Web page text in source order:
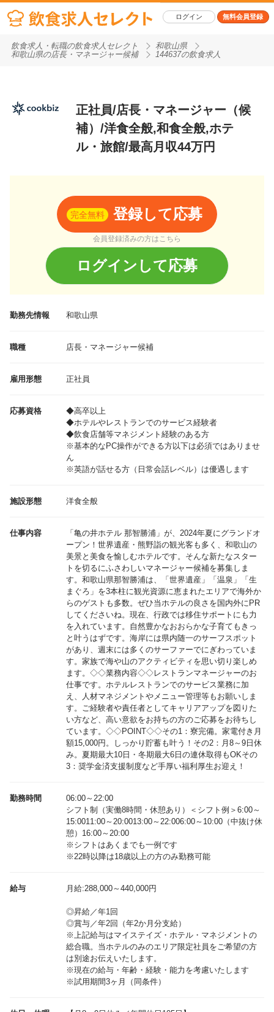
ログイン 無料会員登録
飲食求人・転職の飲食求人セレクト
和歌山県
和歌山県の店長・マネージャー候補
144637の飲食求人
正社員/店長・マネージャー（候
補）/洋食全般,和食全般,ホテ
ル・旅館/最高月収44万円
完全無料 登録して応募
会員登録済みの方はこちら
ログインして応募
勤務先情報 和歌山県
職種 店長・マネージャー候補
雇用形態 正社員
応募資格
◆高卒以上
◆ホテルやレストランでのサービス経験者
◆飲食店舗等マネジメント経験のある方
※基本的なPC操作ができる方以下は必須ではありませ
ん
※英語が話せる方（日常会話レベル）は優遇します
施設形態 洋食全般
仕事内容
「亀の井ホテル 那智勝浦」が、2024年夏にグランドオ
ープン！世界遺産・熊野詣の観光客も多く、和歌山の
美景と美食を愉しむホテルです。そんな新たなスター
トを切るにふさわしいマネージャー候補を募集しま
す。和歌山県那智勝浦は、「世界遺産」「温泉」「生
まぐろ」を3本柱に観光資源に恵まれたエリアで海外か
らのゲストも多数。ぜひ当ホテルの良さを国内外にPR
してくださいね。現在、行政では移住サポートにも力
を入れています。自然豊かなおおらかな子育てもきっ
と叶うはずです。海岸には県内随一のサーフスポット
があり、週末には多くのサーファーでにぎわっていま
す。家族で海や山のアクティビティを思い切り楽しめ
ます。◇◇業務内容◇◇レストランマネージャーのお
仕事です。ホテルレストランでのサービス業務に加
え、人材マネジメントやメニュー管理等もお願いしま
す。ご経験者や責任者としてキャリアアップを図りた
い方など、高い意欲をお持ちの方のご応募をお待ちし
ています。◇◇POINT◇◇その1：寮完備。家電付き月
額15,000円。しっかり貯蓄も叶う！その2：月8～9日休
み。夏期最大10日・冬期最大6日の連休取得もOKその
3：奨学金済支援制度など手厚い福利厚生お迎え！
勤務時間
06:00～22:00
シフト制（実働8時間・休憩あり）＜シフト例＞6:00～
15:0011:00～20:0013:00～22:006:00～10:00（中抜け休
憩）16:00～20:00
※シフトはあくまでも一例です
※22時以降は18歳以上の方のみ勤務可能
給与 月給:288,000～440,000円
◎昇給／年1回
◎賞与／年2回（年2か月分支給）
※上記給与はマイステイズ・ホテル・マネジメントの
総合職。当ホテルのみのエリア限定社員をご希望の方
は別途お伝えいたします。
※現在の給与・年齢・経験・能力を考慮いたします